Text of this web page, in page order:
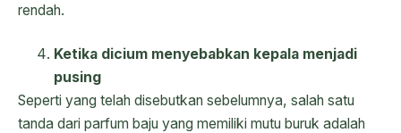
rendah.
Ketika dicium menyebabkan kepala menjadi
pusing
Seperti yang telah disebutkan sebelumnya, salah satu
tanda dari parfum baju yang memiliki mutu buruk adalah